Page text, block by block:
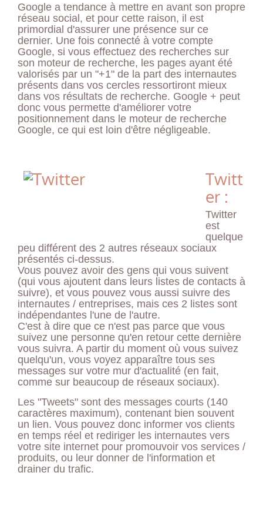
Google a tendance à mettre en avant son propre
réseau social, et pour cette raison, il est
primordial d'assurer une présence sur ce
dernier. Une fois connecté à votre compte
Google, si vous effectuez des recherches sur
son moteur de recherche, les pages ayant été
valorisés par un "+1" de la part des internautes
présents dans vos cercles ressortiront mieux
dans vos résultats de recherche. Google + peut
donc vous permette d'améliorer votre
positionnement dans le moteur de recherche
Google, ce qui est loin d'être négligeable.
Twitt
er :
Twitter
est
quelque
peu différent des 2 autres réseaux sociaux
présentés ci-dessus.
Vous pouvez avoir des gens qui vous suivent
(qui vous ajoutent dans leurs listes de contacts à
suivre), et vous pouvez vous aussi suivre des
internautes / entreprises, mais ces 2 listes sont
indépendantes l'une de l'autre.
C'est à dire que ce n'est pas parce que vous
suivez une personne qu'en retour cette dernière
vous suivra. A partir du moment où vous suivez
quelqu'un, vous voyez apparaître tous ses
messages sur votre mur d'actualité (en fait,
comme sur beaucoup de réseaux sociaux).
Les "Tweets" sont des messages courts (140
caractères maximum), contenant bien souvent
un lien. Vous pouvez donc informer vos clients
en temps réel et rediriger les internautes vers
votre site internet pour promouvoir vos services /
produits, ou leur donner de l'information et
drainer du trafic.